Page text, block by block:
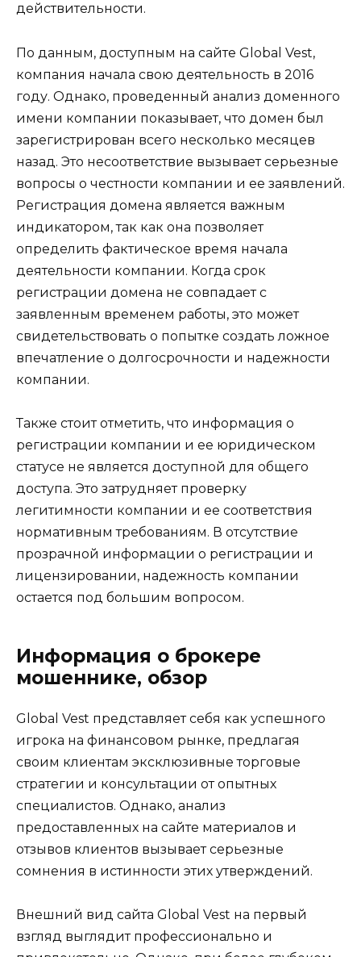
действительности.
По данным, доступным на сайте Global Vest,
компания начала свою деятельность в 2016
году. Однако, проведенный анализ доменного
имени компании показывает, что домен был
зарегистрирован всего несколько месяцев
назад. Это несоответствие вызывает серьезные
вопросы о честности компании и ее заявлений.
Регистрация домена является важным
индикатором, так как она позволяет
определить фактическое время начала
деятельности компании. Когда срок
регистрации домена не совпадает с
заявленным временем работы, это может
свидетельствовать о попытке создать ложное
впечатление о долгосрочности и надежности
компании.
Также стоит отметить, что информация о
регистрации компании и ее юридическом
статусе не является доступной для общего
доступа. Это затрудняет проверку
легитимности компании и ее соответствия
нормативным требованиям. В отсутствие
прозрачной информации о регистрации и
лицензировании, надежность компании
остается под большим вопросом.
Информация о брокере
мошеннике, обзор
Global Vest представляет себя как успешного
игрока на финансовом рынке, предлагая
своим клиентам эксклюзивные торговые
стратегии и консультации от опытных
специалистов. Однако, анализ
предоставленных на сайте материалов и
отзывов клиентов вызывает серьезные
сомнения в истинности этих утверждений.
Внешний вид сайта Global Vest на первый
взгляд выглядит профессионально и